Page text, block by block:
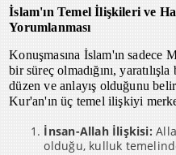
İslam'ın Temel İlişkileri ve
Yorumlanması
Konuşmasına İslam'ın sadece
bir süreç olmadığını,
düzen ve anlayış olduğunu
Kur'an'ın üç temel ilişkiyi
İnsan-Allah İlişkisi:
olduğu, kulluk